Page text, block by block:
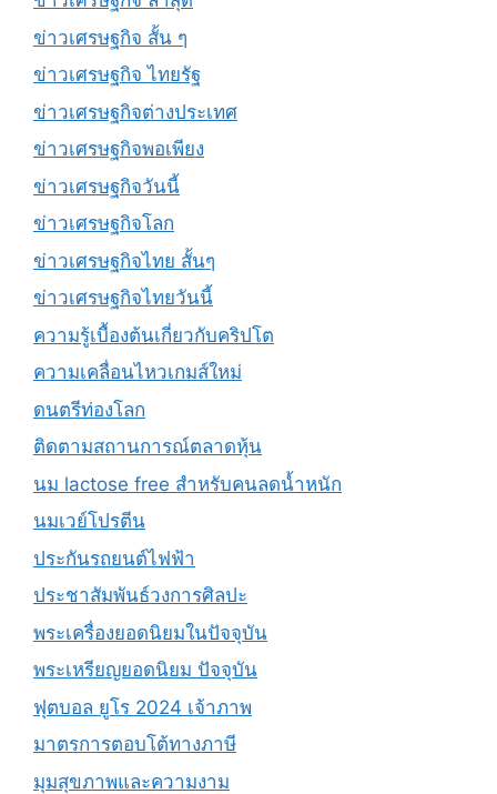
ข่าวเศรษฐกิจ สั้น ๆ
ข่าวเศรษฐกิจ ไทยรัฐ
ข่าวเศรษฐกิจต่างประเทศ
ข่าวเศรษฐกิจพอเพียง
ข่าวเศรษฐกิจวันนี้
ข่าวเศรษฐกิจโลก
ข่าวเศรษฐกิจไทย สั้นๆ
ข่าวเศรษฐกิจไทยวันนี้
ความรู้เบื้องต้นเกี่ยวกับคริปโต
ความเคลื่อนไหวเกมส์ใหม่
ดนตรีท่องโลก
ติดตามสถานการณ์ตลาดหุ้น
นม lactose free สำหรับคนลดน้ำหนัก
นมเวย์โปรตีน
ประกันรถยนต์ไฟฟ้า
ประชาสัมพันธ์วงการศิลปะ
พระเครื่องยอดนิยมในปัจจุบัน
พระเหรียญยอดนิยม ปัจจุบัน
ฟุตบอล ยูโร 2024 เจ้าภาพ
มาตรการตอบโต้ทางภาษี
มุมสุขภาพและความงาม